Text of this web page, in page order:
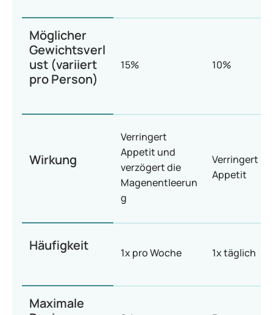
Möglicher
Gewichtsverl
ust (variiert
pro Person)
15% 10%
Wirkung
Verringert
Appetit und
verzögert die
Magenentleerun
g
Verringert
Appetit
Häufigkeit 1x pro Woche 1x täglich
Maximale